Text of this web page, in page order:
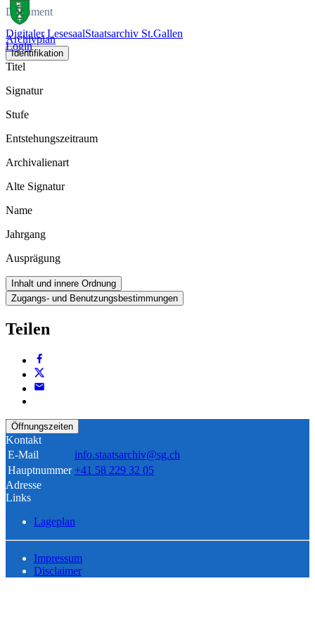
Digitaler LesesaalStaatsarchiv St.Gallen
Login
Dokument
Archivplan
Identifikation
Titel
Signatur
Stufe
Entstehungszeitraum
Archivalienart
Alte Signatur
Name
Jahrgang
Ausprägung
Inhalt und innere Ordnung
Zugangs- und Benutzungsbestimmungen
Teilen
Öffnungszeiten
Kontakt
E-Mail
info.staatsarchiv@sg.ch
Hauptnummer +41 58 229 32 05
Adresse
Links
Lageplan
Impressum
Disclaimer